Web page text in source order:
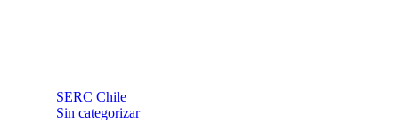
SERC Chile
Sin categorizar